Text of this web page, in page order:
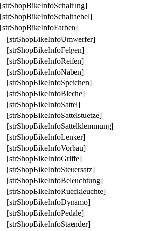
[strShopBikeInfoSchaltung]
[strShopBikeInfoSchalthebel]
[strShopBikeInfoFarben]
[strShopBikeInfoUmwerfer]
[strShopBikeInfoFelgen]
[strShopBikeInfoReifen]
[strShopBikeInfoNaben]
[strShopBikeInfoSpeichen]
[strShopBikeInfoBleche]
[strShopBikeInfoSattel]
[strShopBikeInfoSattelstuetze]
[strShopBikeInfoSattelklemmung]
[strShopBikeInfoLenker]
[strShopBikeInfoVorbau]
[strShopBikeInfoGriffe]
[strShopBikeInfoSteuersatz]
[strShopBikeInfoBeleuchtung]
[strShopBikeInfoRueckleuchte]
[strShopBikeInfoDynamo]
[strShopBikeInfoPedale]
[strShopBikeInfoStaender]